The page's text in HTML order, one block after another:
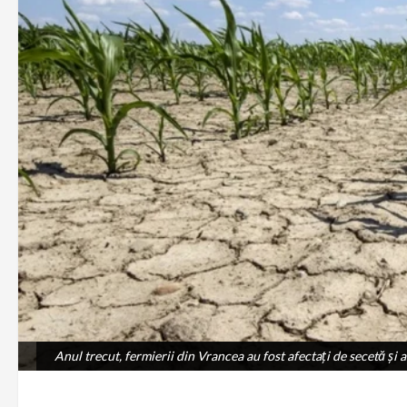
Anul trecut, fermierii din Vrancea au fost afectați de secetă
Anul trecut, fermierii din Vrancea au fost afectați de secetă